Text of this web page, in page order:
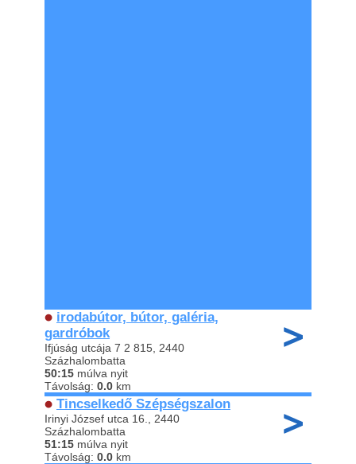
irodabútor, bútor, galéria,
gardróbok
Ifjúság utcája 7 2 815, 2440
Százhalombatta
50:15 múlva nyit
Távolság: 0.0 km
Tincselkedő Szépségszalon
Irinyi József utca 16., 2440
Százhalombatta
51:15 múlva nyit
Távolság: 0.0 km